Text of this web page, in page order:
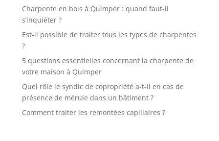
Charpente en bois à Quimper : quand faut-il
s’inquiéter ?
Est-il possible de traiter tous les types de charpentes
?
5 questions essentielles concernant la charpente de
votre maison à Quimper
Quel rôle le syndic de copropriété a-t-il en cas de
présence de mérule dans un bâtiment ?
Comment traiter les remontées capillaires ?